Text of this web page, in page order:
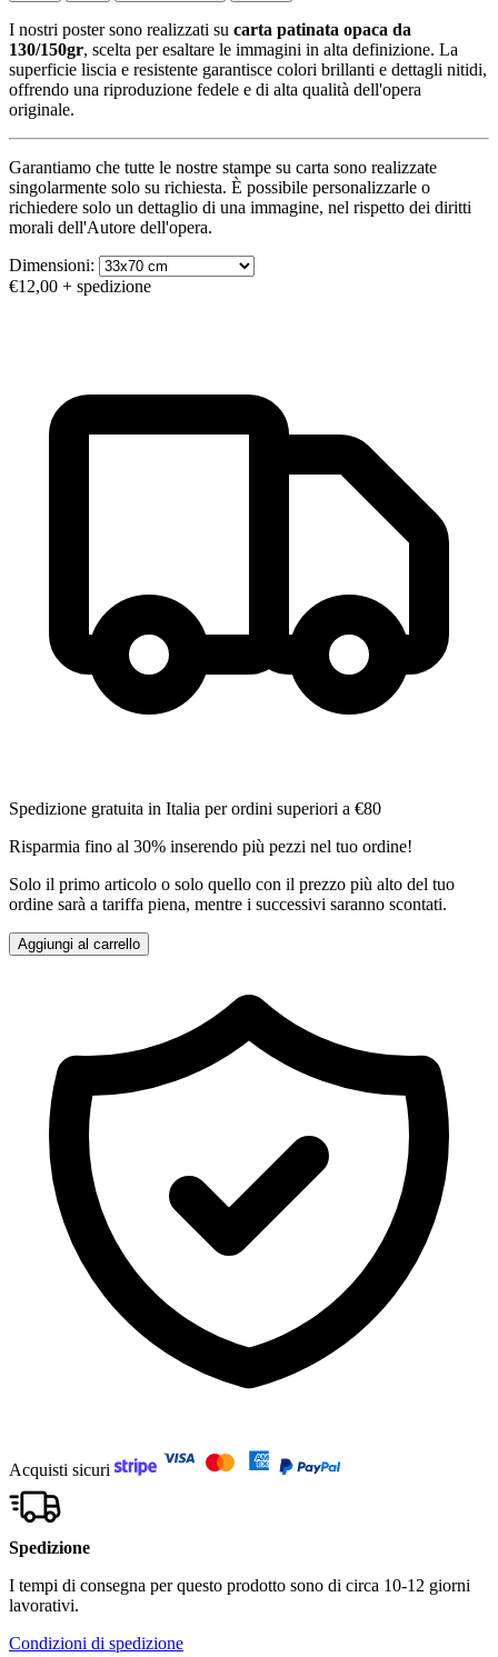
I nostri poster sono realizzati su carta patinata opaca da
130/150gr, scelta per esaltare le immagini in alta definizione. La
superficie liscia e resistente garantisce colori brillanti e dettagli nitidi,
offrendo una riproduzione fedele e di alta qualità dell'opera
originale.
Garantiamo che tutte le nostre stampe su carta sono realizzate
singolarmente solo su richiesta. È possibile personalizzarle o
richiedere solo un dettaglio di una immagine, nel rispetto dei diritti
morali dell'Autore dell'opera.
Dimensioni:
€12,00 + spedizione
Spedizione gratuita in Italia per ordini superiori a €80
Risparmia fino al 30% inserendo più pezzi nel tuo ordine!
Solo il primo articolo o solo quello con il prezzo più alto del tuo
ordine sarà a tariffa piena, mentre i successivi saranno scontati.
Aggiungi al carrello
Acquisti sicuri
Spedizione
I tempi di consegna per questo prodotto sono di circa 10-12 giorni
lavorativi.
Condizioni di spedizione